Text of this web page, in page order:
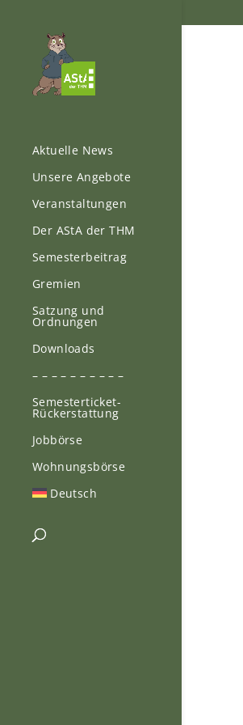
Aktuelle News
Unsere Angebote
Veranstaltungen
Der AStA der THM
Semesterbeitrag
Gremien
Satzung und
Ordnungen
Downloads
– – – – – – – – – –
Semesterticket-
Rückerstattung
Jobbörse
Wohnungsbörse
Deutsch